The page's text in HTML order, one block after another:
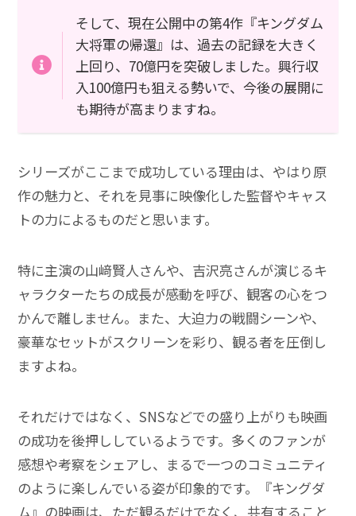
そして、現在公開中の第4作『キングダム
大将軍の帰還』は、過去の記録を大きく
上回り、70億円を突破しました。興行収
入100億円も狙える勢いで、今後の展開に
も期待が高まりますね。
シリーズがここまで成功している理由は、やはり原
作の魅力と、それを見事に映像化した監督やキャス
トの力によるものだと思います。
特に主演の山﨑賢人さんや、吉沢亮さんが演じるキ
ャラクターたちの成長が感動を呼び、観客の心をつ
かんで離しません。また、大迫力の戦闘シーンや、
豪華なセットがスクリーンを彩り、観る者を圧倒し
ますよね。
それだけではなく、SNSなどでの盛り上がりも映画
の成功を後押ししているようです。多くのファンが
感想や考察をシェアし、まるで一つのコミュニティ
のように楽しんでいる姿が印象的です。『キングダ
ム』の映画は、ただ観るだけでなく、共有すること